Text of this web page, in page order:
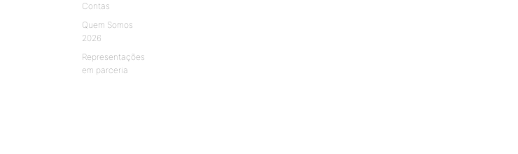
Contas
Quem Somos
2026
Representações
em parceria